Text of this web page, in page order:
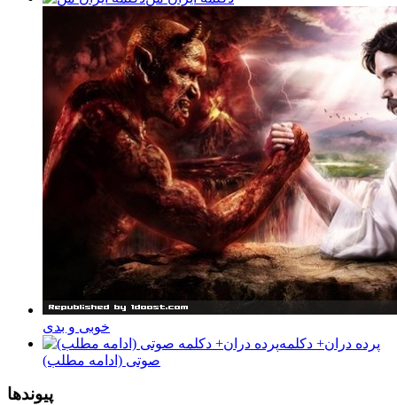
خوبی و بدی
پرده دران+ دکلمه
صوتی (ادامه مطلب)
پيوندها